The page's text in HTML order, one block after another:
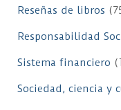
Reseñas de libros
Responsabilidad
Sistema financiero
Sociedad, ciencia y